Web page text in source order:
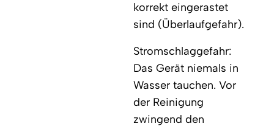
korrekt eingerastet
sind (Überlaufgefahr).
Stromschlaggefahr:
Das Gerät niemals in
Wasser tauchen. Vor
der Reinigung
zwingend den